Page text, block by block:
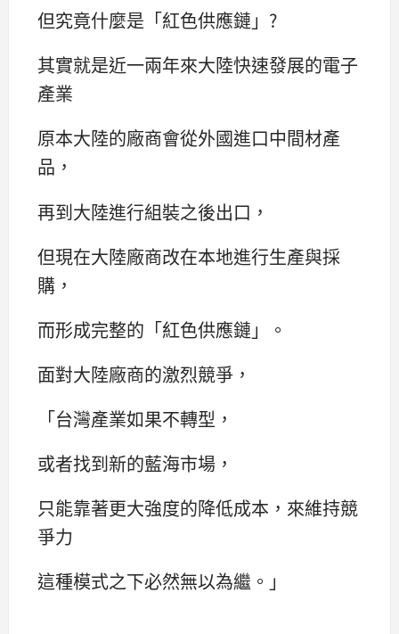
但究竟什麼是「紅色供應鏈」?
其實就是近一兩年來大陸快速發展的電子
產業
原本大陸的廠商會從外國進口中間材產
品，
再到大陸進行組裝之後出口，
但現在大陸廠商改在本地進行生產與採
購，
而形成完整的「紅色供應鏈」。
面對大陸廠商的激烈競爭，
「台灣產業如果不轉型，
或者找到新的藍海市場，
只能靠著更大強度的降低成本，來維持競
爭力
這種模式之下必然無以為繼。」